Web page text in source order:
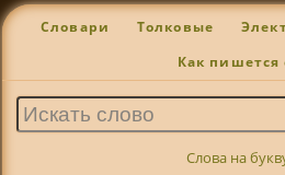
Словари Толковые
Как пишется
Слова на